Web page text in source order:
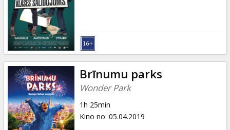
Brīnumu parks
Wonder Park
1h 25min
Kino no: 05.04.2019